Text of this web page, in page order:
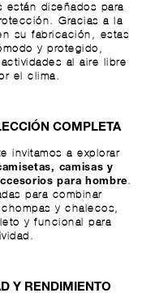
están diseñados para
Gracias a la
su fabricación, estas
y protegido,
al aire libre
el clima.
COMPLETA
invitamos a explorar
, camisas y
para hombre.
para combinar
y chalecos,
y funcional para
Y RENDIMIENTO